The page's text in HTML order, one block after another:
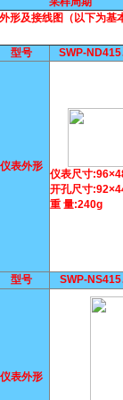
形及接线图（以下为基
型号 SWP-
仪表外形
仪表尺寸
开孔尺寸
重 量:240g
型号 SWP-
仪表外形